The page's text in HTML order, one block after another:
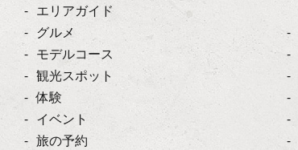
エリアガイド
グルメ
モデルコース
観光スポット
体験
イベント
旅の予約